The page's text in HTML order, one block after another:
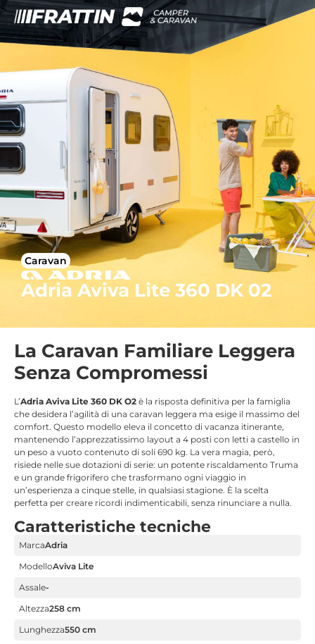
Caravan
Adria Aviva Lite 360 DK 02
La Caravan Familiare Leggera
Senza Compromessi
L’Adria Aviva Lite 360 DK O2 è la risposta definitiva per la famiglia
che desidera l’agilità di una caravan leggera ma esige il massimo del
comfort. Questo modello eleva il concetto di vacanza itinerante,
mantenendo l’apprezzatissimo layout a 4 posti con letti a castello in
un peso a vuoto contenuto di soli 690 kg. La vera magia, però,
risiede nelle sue dotazioni di serie: un potente riscaldamento Truma
e un grande frigorifero che trasformano ogni viaggio in
un’esperienza a cinque stelle, in qualsiasi stagione. È la scelta
perfetta per creare ricordi indimenticabili, senza rinunciare a nulla.
Caratteristiche tecniche
MarcaAdria
ModelloAviva Lite
Assale-
Altezza258 cm
Lunghezza550 cm